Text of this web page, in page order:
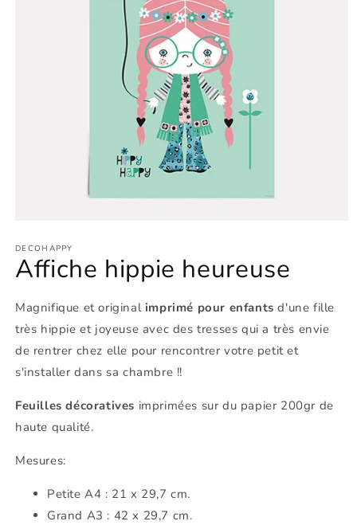
média
dans
modale
DECOHAPPY
Affiche hippie heureuse
Magnifique et original imprimé pour enfants d'une fille
très hippie et joyeuse avec des tresses qui a très envie
de rentrer chez elle pour rencontrer votre petit et
s'installer dans sa chambre !!
Feuilles décoratives imprimées sur du papier 200gr de
haute qualité.
Mesures:
Petite A4 : 21 x 29,7 cm.
Grand A3 : 42 x 29,7 cm.